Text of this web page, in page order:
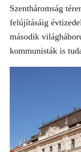
Szentháromság
felújításáig
második
kommunisták is